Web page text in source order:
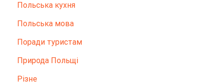
Польська кухня
Польська мова
Поради туристам
Природа Польщі
Різне